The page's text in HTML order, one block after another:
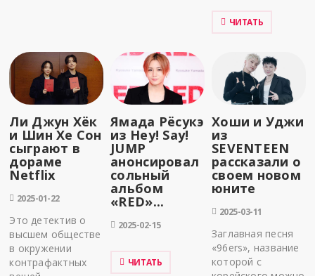
ЧИТАТЬ
Ли Джун Хёк
и Шин Хе Сон
сыграют в
дораме
Netflix
2025-01-22
Это детектив о
высшем обществе
в окружении
контрафактных
Ямада Рёсукэ
из Hey! Say!
JUMP
анонсировал
сольный
альбом
«RED»...
2025-02-15
ЧИТАТЬ
Хоши и Уджи
из
SEVENTEEN
рассказали о
своем новом
юните
2025-03-11
Заглавная песня
«96ers», название
которой с